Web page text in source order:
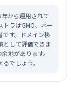
から運用されて
トラはGMO、ネー
です。ドメイン移
として評価できま
地があります。
でしょう。